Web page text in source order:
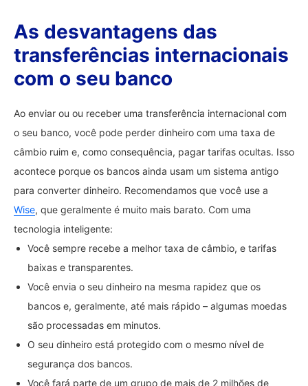
As desvantagens das
transferências internacionais
com o seu banco
Ao enviar ou ou receber uma transferência internacional com
o seu banco, você pode perder dinheiro com uma taxa de
câmbio ruim e, como consequência, pagar tarifas ocultas. Isso
acontece porque os bancos ainda usam um sistema antigo
para converter dinheiro. Recomendamos que você use a
Wise, que geralmente é muito mais barato. Com uma
tecnologia inteligente:
Você sempre recebe a melhor taxa de câmbio, e tarifas
baixas e transparentes.
Você envia o seu dinheiro na mesma rapidez que os
bancos e, geralmente, até mais rápido – algumas moedas
são processadas em minutos.
O seu dinheiro está protegido com o mesmo nível de
segurança dos bancos.
Você fará parte de um grupo de mais de 2 milhões de